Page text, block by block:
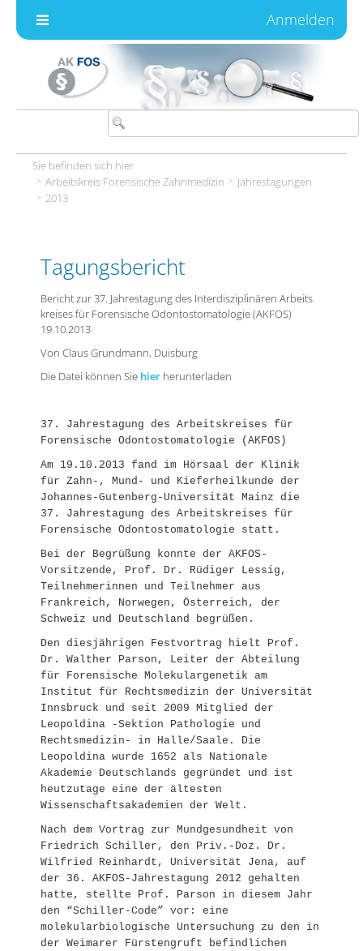
Anmelden
Sie befinden sich hier
Arbeitskreis Forensische Zahnmedizin
Jahrestagungen
2013
Tagungsbericht
Bericht zur 37. Jahrestagung des Interdisziplinären Arbeits
kreises für Forensische Odontostomatologie (AKFOS)
19.10.2013
Von Claus Grundmann, Duisburg
Die Datei können Sie hierherunterladen
37. Jahrestagung des Arbeitskreises für
Forensische Odontostomatologie (AKFOS)
Am 19.10.2013 fand im Hörsaal der Klinik
für Zahn-, Mund- und Kieferheilkunde der
Johannes-Gutenberg-Universität Mainz die
37. Jahrestagung des Arbeitskreises für
Forensische Odontostomatologie statt.
Bei der Begrüßung konnte der AKFOS-
Vorsitzende, Prof. Dr. Rüdiger Lessig,
Teilnehmerinnen und Teilnehmer aus
Frankreich, Norwegen, Österreich, der
Schweiz und Deutschland begrüßen.
Den diesjährigen Festvortrag hielt Prof.
Dr. Walther Parson, Leiter der Abteilung
für Forensische Molekulargenetik am
Institut für Rechtsmedizin der Universität
Innsbruck und seit 2009 Mitglied der
Leopoldina -Sektion Pathologie und
Rechtsmedizin- in Halle/Saale. Die
Leopoldina wurde 1652 als Nationale
Akademie Deutschlands gegründet und ist
heutzutage eine der ältesten
Wissenschaftsakademien der Welt.
Nach dem Vortrag zur Mundgesundheit von
Friedrich Schiller, den Priv.-Doz. Dr.
Wilfried Reinhardt, Universität Jena, auf
der 36. AKFOS-Jahrestagung 2012 gehalten
hatte, stellte Prof. Parson in diesem Jahr
den “Schiller-Code” vor: eine
molekularbiologische Untersuchung zu den in
der Weimarer Fürstengruft befindlichen